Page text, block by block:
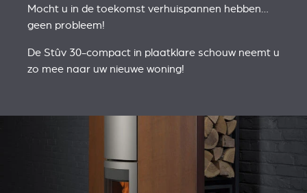
Mocht u in de toekomst verhuispannen hebben…
geen probleem!
De Stûv 30-compact in plaatklare schouw neemt u
zo mee naar uw nieuwe woning!